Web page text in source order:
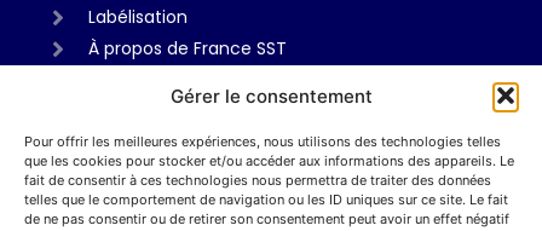
Gérer le consentement
Pour offrir les meilleures expériences, nous utilisons des technologies telles
que les cookies pour stocker et/ou accéder aux informations des appareils. Le
fait de consentir à ces technologies nous permettra de traiter des données
telles que le comportement de navigation ou les ID uniques sur ce site. Le fait
de ne pas consentir ou de retirer son consentement peut avoir un effet négatif
Labélisation
À propos de France SST
Informations
Mentions légales
Politiques de confidentialité